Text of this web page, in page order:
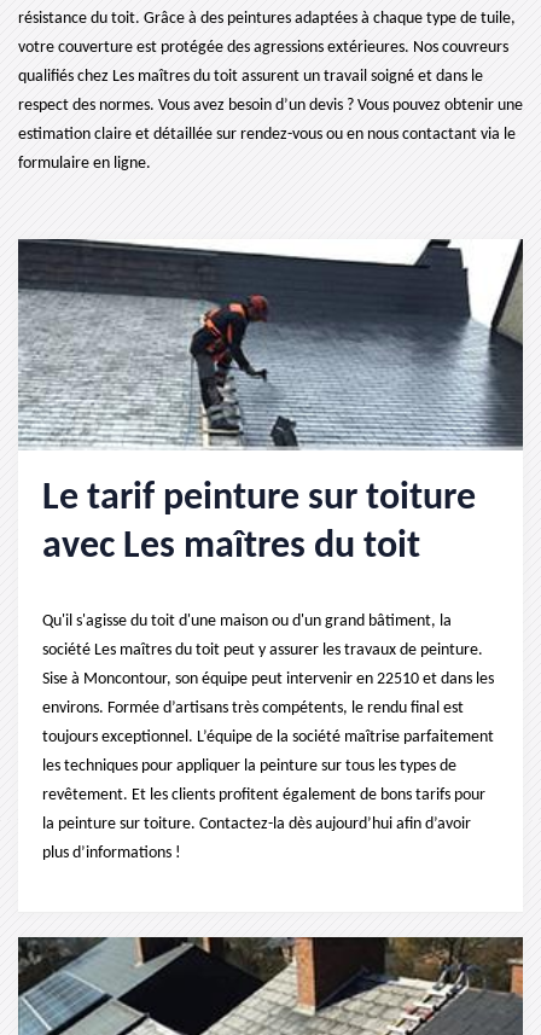
résistance du toit. Grâce à des peintures adaptées à chaque type de tuile,
votre couverture est protégée des agressions extérieures. Nos couvreurs
qualifiés chez Les maîtres du toit assurent un travail soigné et dans le
respect des normes. Vous avez besoin d’un devis ? Vous pouvez obtenir une
estimation claire et détaillée sur rendez-vous ou en nous contactant via le
formulaire en ligne.
Le tarif peinture sur toiture
avec Les maîtres du toit
Qu'il s'agisse du toit d'une maison ou d'un grand bâtiment, la
société Les maîtres du toit peut y assurer les travaux de peinture.
Sise à Moncontour, son équipe peut intervenir en 22510 et dans les
environs. Formée d’artisans très compétents, le rendu final est
toujours exceptionnel. L’équipe de la société maîtrise parfaitement
les techniques pour appliquer la peinture sur tous les types de
revêtement. Et les clients profitent également de bons tarifs pour
la peinture sur toiture. Contactez-la dès aujourd’hui afin d’avoir
plus d’informations !